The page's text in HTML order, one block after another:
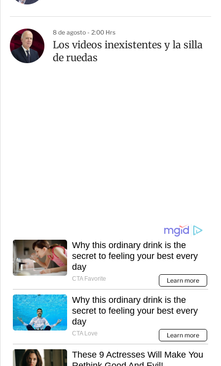
8 de agosto - 2:00 Hrs
Los videos inexistentes y la silla
de ruedas